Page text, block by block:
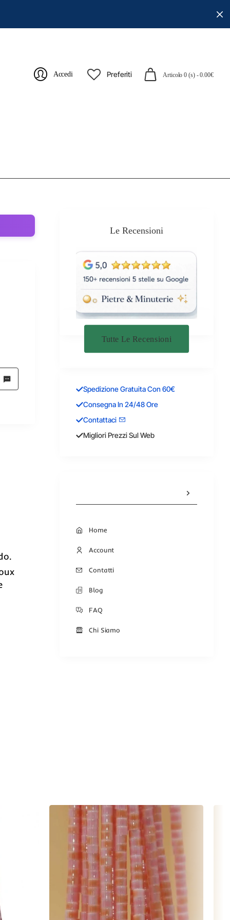
Accedi Preferiti Articolo 0 (s) - 0.00€
Le Recensioni
Tutte Le Recensioni
Spedizione Gratuita Con 60€
Consegna In 24/48 Ore
Contattaci
Migliori Prezzi Sul Web
Home
Account
Contatti
Blog
FAQ
Chi Siamo